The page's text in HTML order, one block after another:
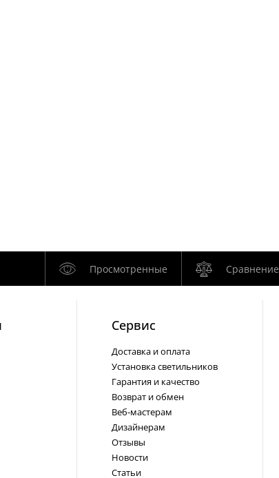
Просмотренные Сравнение
Cервис
Доставка и оплата
Установка светильников
Гарантия и качество
Возврат и обмен
Веб-мастерам
Дизайнерам
Отзывы
Новости
Статьи